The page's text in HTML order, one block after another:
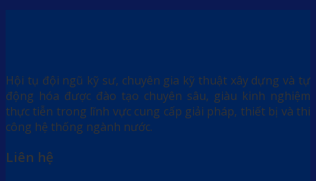
Hội tụ đội ngũ kỹ sư, chuyên gia kỹ thuật xây dựng và tự
động hóa được đào tạo chuyên sâu, giàu kinh nghiệm
thực tiễn trong lĩnh vực cung cấp giải pháp, thiết bị và thi
công hệ thống ngành nước.
Liên hệ